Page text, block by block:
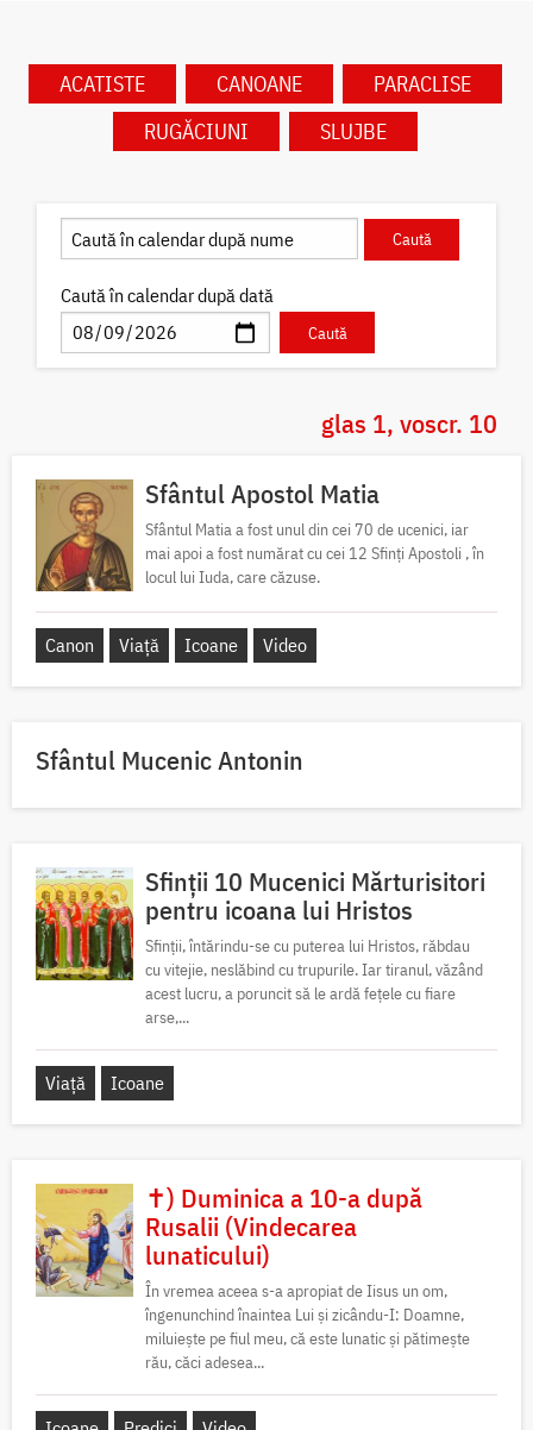
ACATISTE CANOANE
PARACLISE
RUGĂCIUNI
SLUJBE
Caută în calendar după dată
glas 1, voscr. 10
Sfântul Apostol Matia
Sfântul Matia a fost unul din cei 70 de ucenici, iar
mai apoi a fost numărat cu cei 12 Sfinți Apostoli , în
locul lui Iuda, care căzuse.
Canon Viață Icoane Video
Sfântul Mucenic Antonin
Sfinții 10 Mucenici Mărturisitori
pentru icoana lui Hristos
Sfinții, întărindu-se cu puterea lui Hristos, răbdau
cu vitejie, neslăbind cu trupurile. Iar tiranul, văzând
acest lucru, a poruncit să le ardă fețele cu fiare
arse,...
Viață Icoane
✝) Duminica a 10-a după
Rusalii (Vindecarea
lunaticului)
În vremea aceea s-a apropiat de Iisus un om,
îngenunchind înaintea Lui și zicându-I: Doamne,
miluiește pe fiul meu, că este lunatic și pătimește
rău, căci adesea...